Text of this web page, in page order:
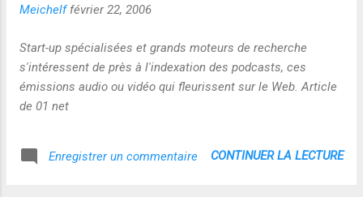
Meichelf février 22, 2006
Start-up spécialisées et grands moteurs de recherche
s'intéressent de près à l'indexation des podcasts, ces
émissions audio ou vidéo qui fleurissent sur le Web. Article
de 01 net
Enregistrer un commentaire CONTINUER LA LECTURE